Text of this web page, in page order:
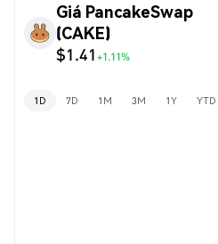
Giá PancakeSwap
(CAKE)
$1.41 +1.11%
1D 7D 1M 3M 1Y YTD